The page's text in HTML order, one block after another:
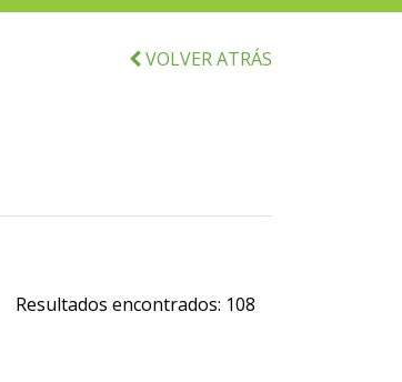
VOLVER ATRÁS
Resultados encontrados: 108